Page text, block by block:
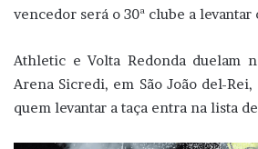
vencedor será o 30ª clube a
Athletic e Volta Redonda duelam
Arena Sicredi, em São João del-
quem levantar a taça entra na lista